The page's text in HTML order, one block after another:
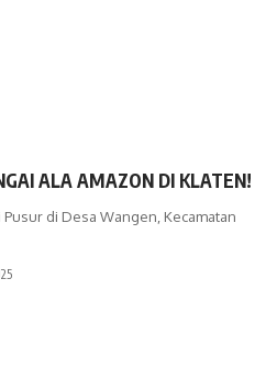
ALA AMAZON DI KLATEN!
di Desa Wangen, Kecamatan